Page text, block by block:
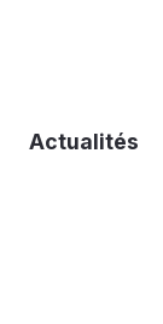
Actualités